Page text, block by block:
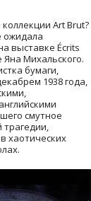
Art Brut?
ожидала
выставке Écrits
Яна Михальского.
бумаги,
1938 года,
смутное
хаотических